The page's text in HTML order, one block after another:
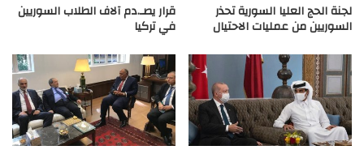
لجنة الحج العليا السورية تحذر
السوريين من عمليات الاحتيال
قرار يصـ.دم آلاف الطلاب السوريين
في تركيا